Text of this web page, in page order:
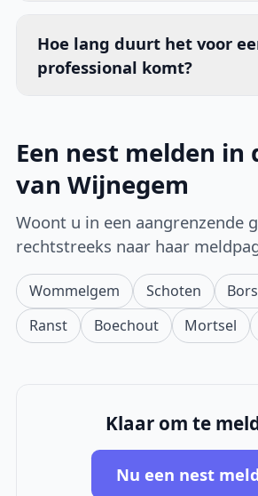
Hoe lang duurt het voor
professional komt?
Een nest melden in
van Wijnegem
Woont u in een aangrenzende
rechtstreeks naar haar
Wommelgem Schoten
Ranst
Boechout Mortsel
Klaar om te
Nu een nest